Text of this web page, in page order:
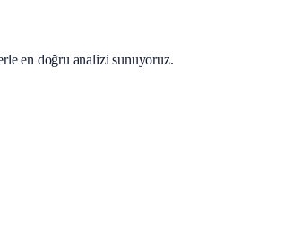
en doğru analizi sunuyoruz.